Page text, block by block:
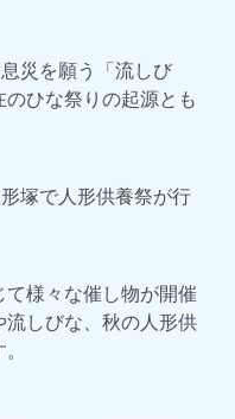
災を願う「流しび
ひな祭りの起源とも
塚で人形供養祭が行
様々な催し物が開催
しびな、秋の人形供